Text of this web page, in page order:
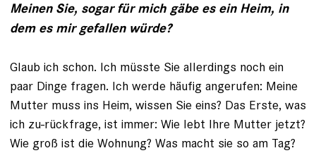
Meinen Sie, sogar für mich gäbe es ein Heim, in
dem es mir gefallen würde?
Glaub ich schon. Ich müsste Sie allerdings noch ein
paar Dinge fragen. Ich werde ­häufig angerufen: Meine
Mutter muss ins Heim, wissen Sie eins? Das Erste, was
ich zu­-rückfrage, ist immer: Wie lebt Ihre Mutter jetzt?
Wie groß ist die Wohnung? Was macht sie so am Tag?